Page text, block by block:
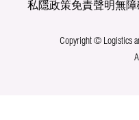
私隱政策免責聲明無障
Copyright © Logistics